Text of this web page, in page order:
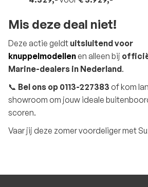
Mis deze deal niet!
Deze actie geldt uitsluitend voor
knuppelmodellenen alleen bij
Marine-dealers in Nederland.
📞 Bel ons op 0113-227383 of kom
showroom om jouw ideale
scoren.
Vaar jij deze zomer voordeliger met